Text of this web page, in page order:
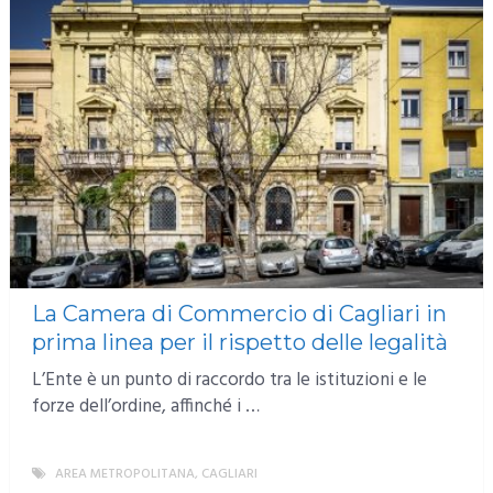
La Camera di Commercio di Cagliari in
prima linea per il rispetto delle legalità
L’Ente è un punto di raccordo tra le istituzioni e le
forze dell’ordine, affinché i …
AREA METROPOLITANA, CAGLIARI